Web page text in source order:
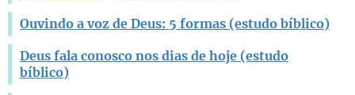
Ouvindo a voz de Deus: 5 formas (estudo bíblico)
Deus fala conosco nos dias de hoje (estudo
bíblico)